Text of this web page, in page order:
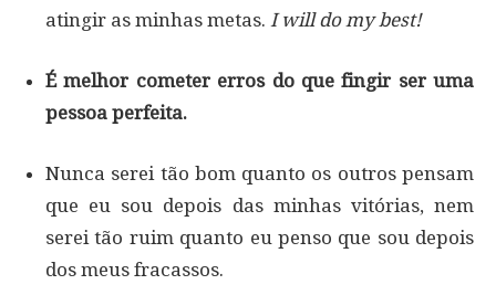
atingir as minhas metas. I will do my best!
É melhor cometer erros do que fingir ser uma
pessoa perfeita.
Nunca serei tão bom quanto os outros pensam
que eu sou depois das minhas vitórias, nem
serei tão ruim quanto eu penso que sou depois
dos meus fracassos.